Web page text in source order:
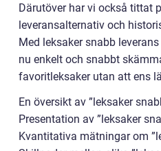
Därutöver har vi också tittat
leveransalternativ och
Med leksaker snabb
nu enkelt och snabbt
favoritleksaker utan att ens
En översikt av ”leksaker
Presentation av ”leksaker
Kvantitativa mätningar om